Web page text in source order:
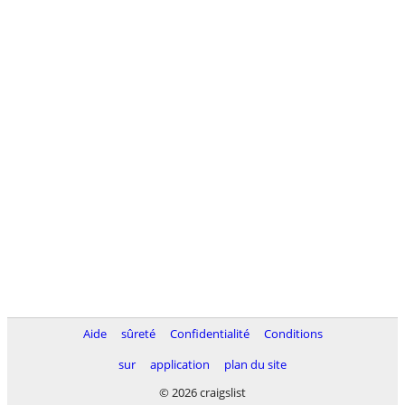
Aide sûreté Confidentialité
Conditions
sur
application
plan du site
© 2026 craigslist